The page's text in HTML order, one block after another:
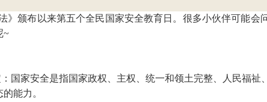
》颁布以来第五个全民国家安全教育日。很多小伙伴可能
~
国家安全是指国家政权、主权、统一和领土完整、人民福
能力。